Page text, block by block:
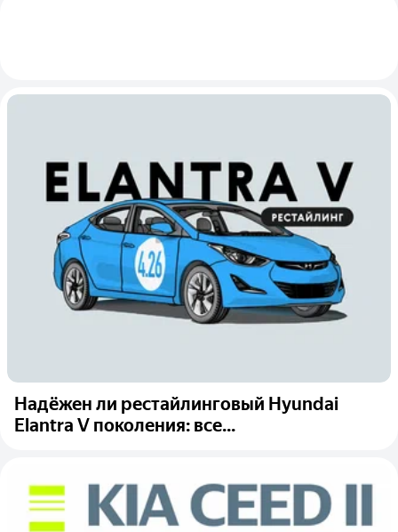
Надёжен ли рестайлинговый Hyundai
Elantra V поколения: все...